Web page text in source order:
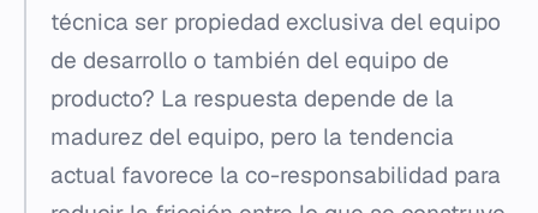
técnica ser propiedad exclusiva del equipo
de desarrollo o también del equipo de
producto? La respuesta depende de la
madurez del equipo, pero la tendencia
actual favorece la co-responsabilidad para